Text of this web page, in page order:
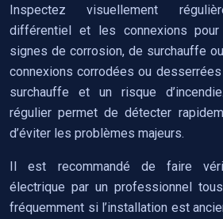
Inspectez visuellement
différentiel et les connexions pour
signes de corrosion, de surchauffe
connexions corrodées ou
surchauffe et un risque
régulier permet de détecter
d’éviter les problèmes majeurs.
Il est recommandé de faire
électrique par un professionnel
fréquemment si l’installation est